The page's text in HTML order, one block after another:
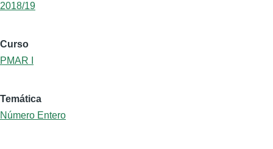
2018/19
Curso
PMAR I
Temática
Número Entero